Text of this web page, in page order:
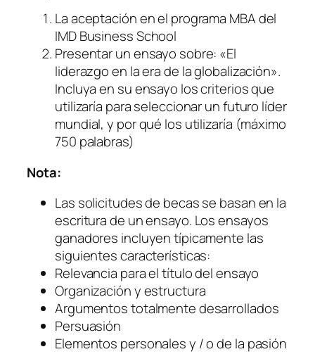
La aceptación en el programa MBA del
IMD Business School
Presentar un ensayo sobre: «El
liderazgo en la era de la globalización».
Incluya en su ensayo los criterios que
utilizaría para seleccionar un futuro líder
mundial, y por qué los utilizaría (máximo
750 palabras)
Nota:
Las solicitudes de becas se basan en la
escritura de un ensayo. Los ensayos
ganadores incluyen típicamente las
siguientes características:
Relevancia para el título del ensayo
Organización y estructura
Argumentos totalmente desarrollados
Persuasión
Elementos personales y / o de la pasión